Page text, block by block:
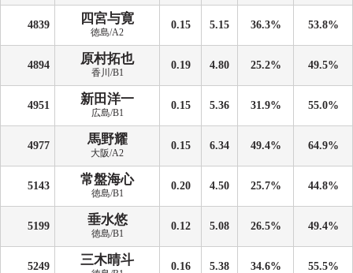
4839 四宮与寛
徳島/A2
0.15 5.15 36.3% 53.8%
4894 原村拓也
香川/B1
0.19 4.80 25.2% 49.5%
4951 新田洋一
広島/B1
0.15 5.36 31.9% 55.0%
4977 馬野耀
大阪/A2
0.15 6.34 49.4% 64.9%
5143 常盤海心
徳島/B1
0.20 4.50 25.7% 44.8%
5199 垂水悠
徳島/B1
0.12 5.08 26.5% 49.4%
5249 三木晴斗 0.16 5.38 34.6% 55.5%